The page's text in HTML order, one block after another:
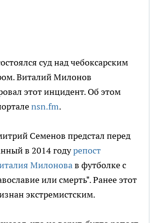
суд над чебоксарским
Виталий Милонов
этот инцидент. Об этом
nsn.fm.
Семенов предстал перед
в 2014 годурепост
Милоновав футболке с
или смерть". Ранее этот
экстремистским.